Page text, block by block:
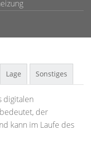
Lage Sonstiges
digitalen
der
kann im Laufe des